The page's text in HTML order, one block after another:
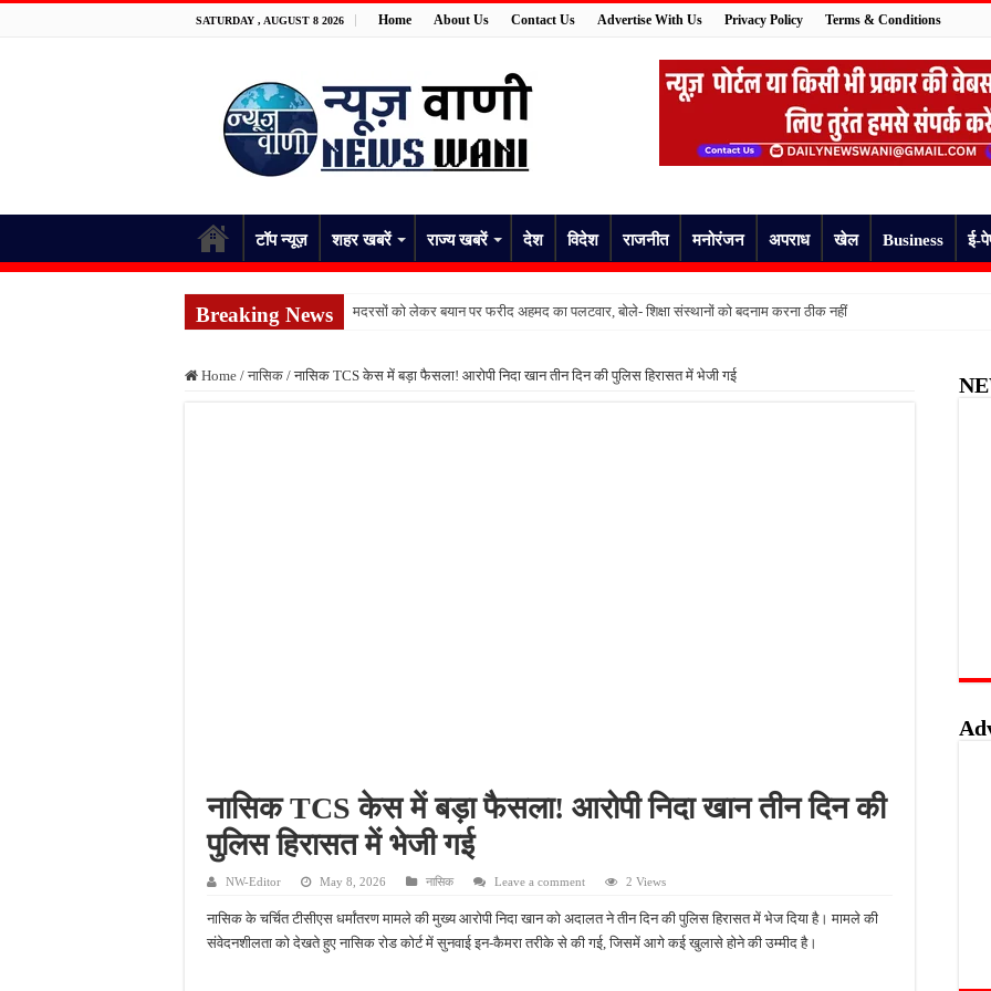
SATURDAY , AUGUST 8 2026 Home About Us Contact Us Advertise With Us Privacy Policy Terms & Conditions
टॉप न्यूज़ शहर खबरें राज्य खबरें देश विदेश राजनीत मनोरंजन अपराध खेल Business ई-
Breaking News मदरसों को लेकर बयान पर फरीद अहमद का पलटवार, बोले- शिक्षा संस्थानों को बदनाम करना ठीक नहीं
फतेहपुर में नाले से मिले शव की हुई पहचान, दो दिन से लापता युवक की मौत से परिवार में मचा कोहराम
Home / नासिक / नासिक TCS केस में बड़ा फैसला! आरोपी निदा खान तीन दिन की पुलिस हिरासत में भेजी गई
नासिक TCS केस में बड़ा फैसला! आरोपी निदा खान तीन दिन की
पुलिस हिरासत में भेजी गई
NW-Editor May 8, 2026 नासिक Leave a comment 2 Views
नासिक के चर्चित टीसीएस धर्मांतरण मामले की मुख्य आरोपी निदा खान को अदालत ने तीन दिन की पुलिस हिरासत में भेज दिया है। मामले की
संवेदनशीलता को देखते हुए नासिक रोड कोर्ट में सुनवाई इन-कैमरा तरीके से की गई, जिसमें आगे कई खुलासे होने की उम्मीद है।